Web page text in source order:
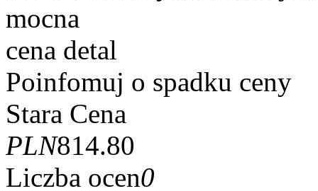
mocna
cena detal
Poinfomuj o spadku ceny
Stara Cena
PLN814.80
Liczba ocen0